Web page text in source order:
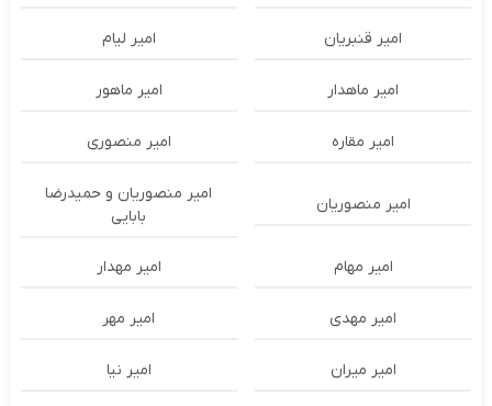
امیر قنبریان امیر لیام
امیر ماهدار امیر ماهور
امیر مقاره امیر منصوری
امیر منصوریان
امیر منصوریان و حمیدرضا
بابایی
امیر مهام امیر مهدار
امیر مهدی امیر مهر
امیر میران امیر نیا